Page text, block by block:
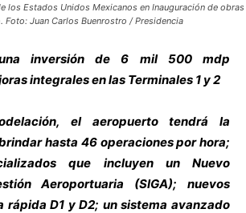
los Estados Unidos Mexicanos en Inauguración de obras
Foto: Juan Carlos Buenrostro / Presidencia
inversión de 6 mil 500 mdp
integrales en las Terminales 1 y 2
el aeropuerto tendrá la
hasta 46 operaciones por hora;
que incluyen un Nuevo
Aeroportuaria (SIGA); nuevos
rápida D1 y D2; un sistema avanzado